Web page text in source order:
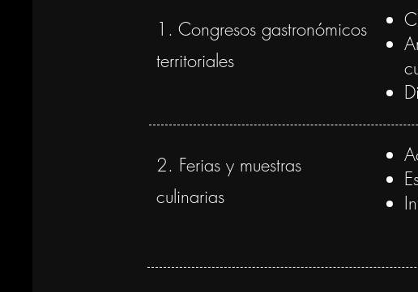
1. Congresos gastronómicos
territoriales
2. Ferias y muestras
culinarias